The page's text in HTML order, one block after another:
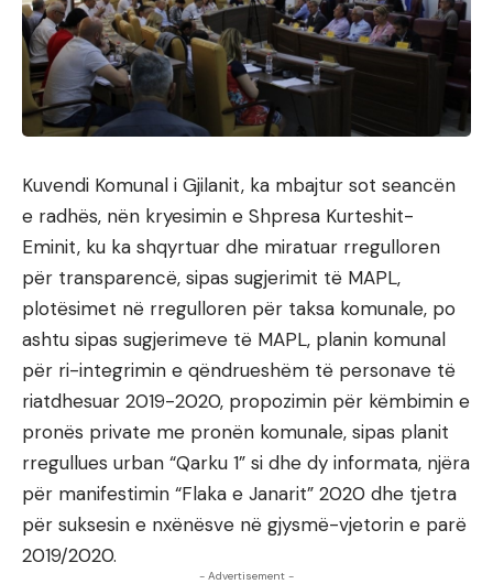
Kuvendi Komunal i Gjilanit, ka mbajtur sot seancën
e radhës, nën kryesimin e Shpresa Kurteshit-
Eminit, ku ka shqyrtuar dhe miratuar rregulloren
për transparencë, sipas sugjerimit të MAPL,
plotësimet në rregulloren për taksa komunale, po
ashtu sipas sugjerimeve të MAPL, planin komunal
për ri-integrimin e qëndrueshëm të personave të
riatdhesuar 2019-2020, propozimin për këmbimin e
pronës private me pronën komunale, sipas planit
rregullues urban “Qarku 1” si dhe dy informata, njëra
për manifestimin “Flaka e Janarit” 2020 dhe tjetra
për suksesin e nxënësve në gjysmë-vjetorin e parë
2019/2020.
- Advertisement -